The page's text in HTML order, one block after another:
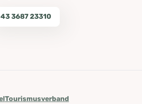
3687 23310
Tourismusverband